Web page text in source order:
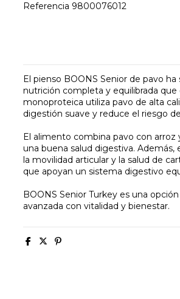
Referencia 9800076012
El pienso BOONS Senior de pavo
nutrición completa y equilibrada que
monoproteica utiliza pavo de alta
digestión suave y reduce el riesgo
El alimento combina pavo con arroz
una buena salud digestiva.
la movilidad articular y la salud de
que apoyan un sistema digestivo
BOONS Senior Turkey es una
avanzada con vitalidad y bienestar.